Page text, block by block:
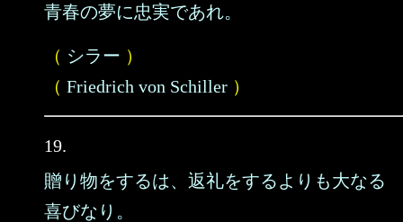
青春の夢に忠実であれ。
（ シラー ）
（ Friedrich von Schiller ）
19.
贈り物をするは、返礼をするよりも大なる
喜びなり。